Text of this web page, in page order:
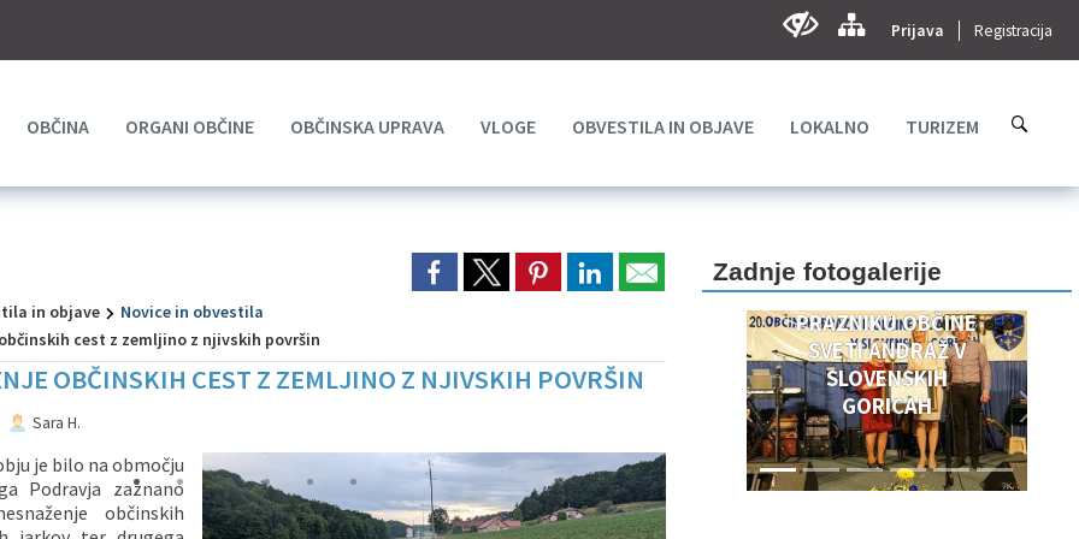
Prijava Registracija
OBČINA ORGANI OBČINE OBČINSKA UPRAVA VLOGE OBVESTILA IN OBJAVE LOKALNO TURIZEM
in objave
Novice in obvestila
cest z zemljino z njivskih površin
OBČINSKIH CEST Z ZEMLJINO Z NJIVSKIH POVRŠIN
Sara H.
je bilo na območju
Podravja zaznano
občinskih
Zadnje fotogalerije
PRAZNIKU
OBČINSKEM
PRAZNIKU OBČINE
SVETI ANDRAŽ V
SLOVENSKIH
GORICAH